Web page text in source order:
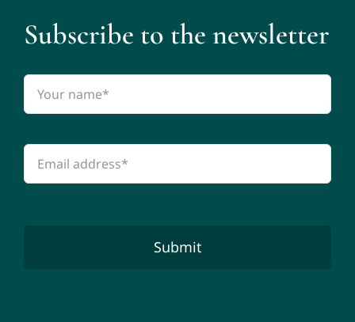
Subscribe to the newsletter
Submit